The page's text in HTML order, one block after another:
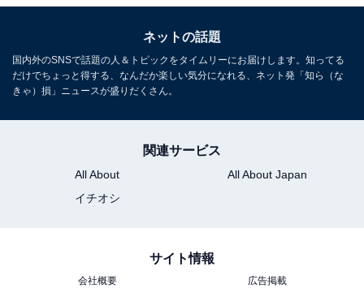
ネットの話題
国内外のSNSで話題の人＆トピックをタイムリーにお届けします。知ってる
だけでちょっと得する、なんだか楽しい気分になれる、ネット発「知ら（な
きゃ）損」ニュースが盛りだくさん。
関連サービス
All About
All About Japan
イチオシ
サイト情報
会社概要
広告掲載